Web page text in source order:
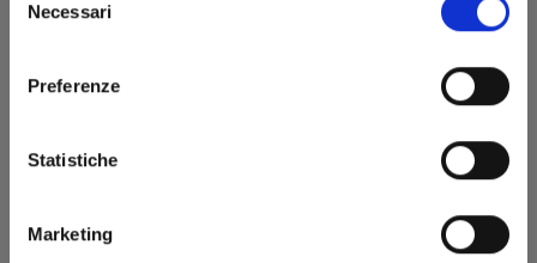
delNecessari
Preferenze
Statistiche
Marketing